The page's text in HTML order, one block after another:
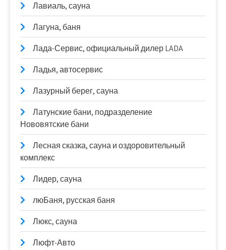
Лавиаль, сауна
Лагуна, баня
Лада-Сервис, официальный дилер LADA
Ладья, автосервис
Лазурный берег, сауна
Латунские бани, подразделение
Нововятские бани
Лесная сказка, сауна и оздоровительный
комплекс
Лидер, сауна
люБаня, русская баня
Люкс, сауна
Люфт-Авто